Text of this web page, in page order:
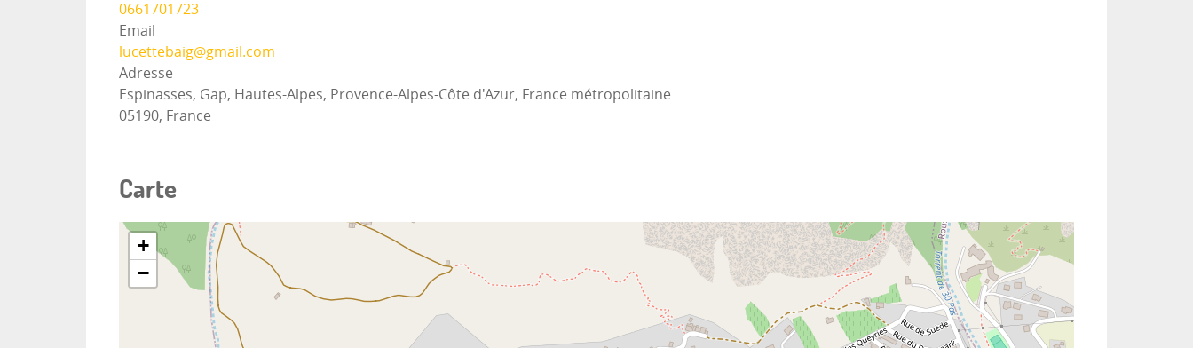
0661701723
Email
lucettebaig@gmail.com
Adresse
Espinasses, Gap, Hautes-Alpes, Provence-Alpes-Côte d'Azur, France métropolitaine
05190, France
Carte
+
−